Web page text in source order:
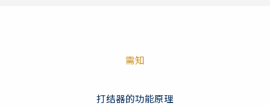
需知
打结器的功能原理